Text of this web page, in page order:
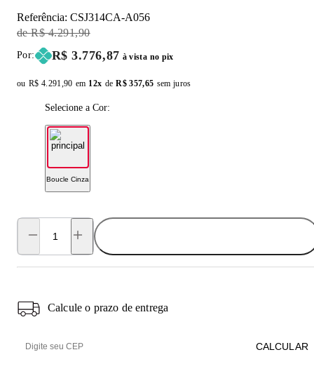
Referência: CSJ314CA-A056
Original Price:
R$ 4.291,90
Por: Price:
R$ 3.776,87 à vista no pix
ou Original price:
R$ 4.291,90 em 12x de Installment price:
R$ 357,65 sem juros
Selecione a Cor:
Boucle Cinza
Calcule o prazo de entrega
CALCULAR